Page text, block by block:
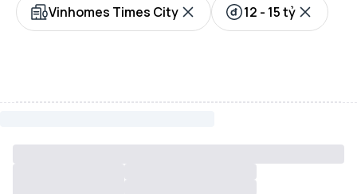
Vinhomes Times City 12 - 15 tỷ